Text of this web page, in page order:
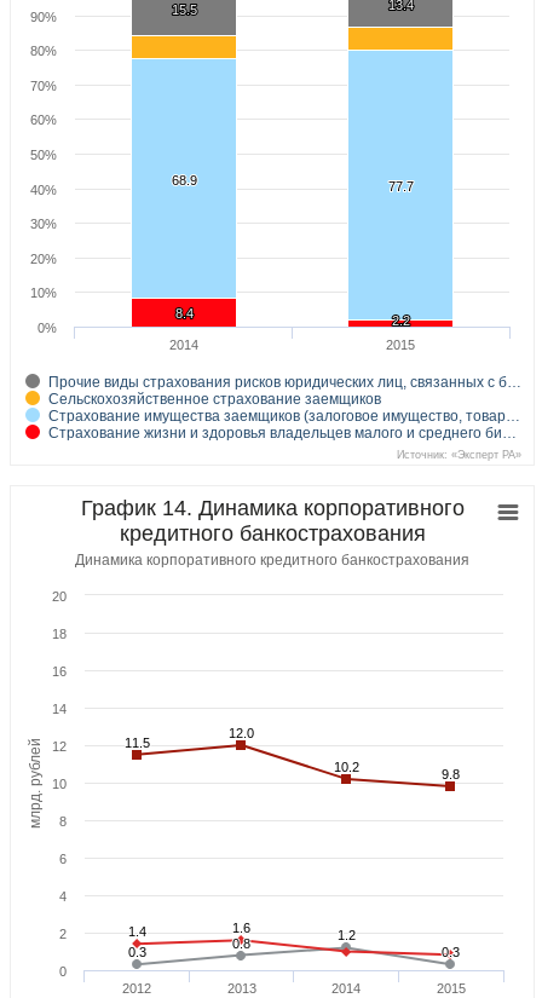
15.5
15.5 13.4
13.4
68.9
68.9 77.7
77.7
8.4
8.4 2.2
2.2
Прочие виды страхования рисков юридических лиц, связанных с б…
Сельскохозяйственное страхование заемщиков
Страхование имущества заемщиков (залоговое имущество, товар…
Страхование жизни и здоровья владельцев малого и среднего би…
2014 2015
0%
10%
20%
30%
40%
50%
60%
70%
80%
90%
Источник: «Эксперт РА»
млрд. рублей
График 14. Динамика корпоративного
кредитного банкострахования
Динамика корпоративного кредитного банкострахования
0.3
0.3
0.8
0.8
1.2
1.2
0.3
0.3
1.4
1.4 1.6
1.6
11.5
11.5
12.0
12.0
10.2
10.2 9.8
9.8
2012 2013 2014 2015
0
2
4
6
8
10
12
14
16
18
20